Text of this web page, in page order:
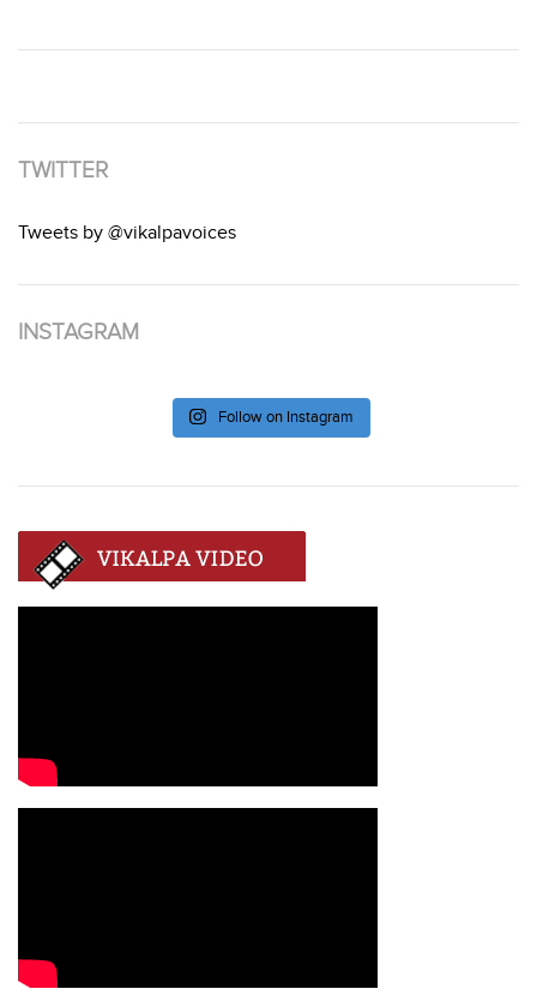
TWITTER
Tweets by @vikalpavoices
INSTAGRAM
Follow on Instagram